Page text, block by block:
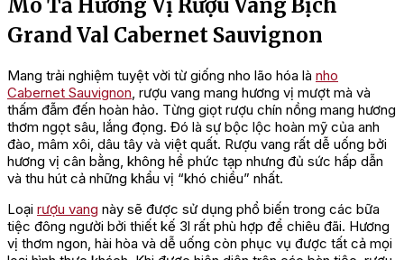
Mô Tả Hương Vị Rượu Vang Bịch
Grand Val Cabernet Sauvignon
Mang trải nghiệm tuyệt vời từ giống nho lão hóa là nho
Cabernet Sauvignon, rượu vang mang hương vị mượt mà và
thấm đẫm đến hoàn hảo. Từng giọt rượu chín nồng mang hương
thơm ngọt sâu, lắng đọng. Đó là sự bộc lộc hoàn mỹ của anh
đào, mâm xôi, dâu tây và việt quất. Rượu vang rất dễ uống bởi
hương vị cân bằng, không hề phức tạp nhưng đủ sức hấp dẫn
và thu hút cả những khẩu vị “khó chiều” nhất.
Loại rượu vang này sẽ được sử dụng phổ biến trong các bữa
tiệc đông người bởi thiết kế 3l rất phù hợp để chiêu đãi. Hương
vị thơm ngon, hài hòa và dễ uống còn phục vụ được tất cả mọi